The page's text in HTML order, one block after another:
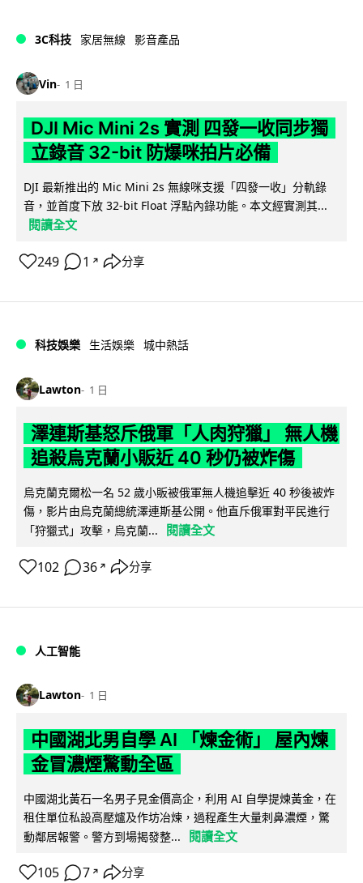
3C科技 家居無線 影音產品
Vin 1 日
DJI Mic Mini 2s 實測 四發一收同步獨
立錄音 32-bit 防爆咪拍片必備
DJI 最新推出的 Mic Mini 2s 無線咪支援「四發一收」分軌錄
音，並首度下放 32-bit Float 浮點內錄功能。本文經實測其...
閱讀全文
249 1 ↗ 分享
科技娛樂 生活娛樂 城中熱話
Lawton 1 日
澤連斯基怒斥俄軍「人肉狩獵」 無人機
追殺烏克蘭小販近 40 秒仍被炸傷
烏克蘭克爾松一名 52 歲小販被俄軍無人機追擊近 40 秒後被炸
傷，影片由烏克蘭總統澤連斯基公開。他直斥俄軍對平民進行
「狩獵式」攻擊，烏克蘭...
閱讀全文
102 36 ↗ 分享
人工智能
Lawton 1 日
中國湖北男自學 AI 「煉金術」 屋內煉
金冒濃煙驚動全區
中國湖北黃石一名男子見金價高企，利用 AI 自學提煉黃金，在
租住單位私設高壓爐及作坊冶煉，過程產生大量刺鼻濃煙，驚
動鄰居報警。警方到場揭發整...
閱讀全文
105 7 ↗ 分享